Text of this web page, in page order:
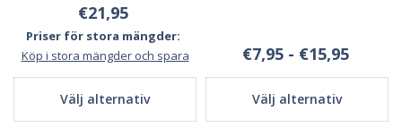
€21,95
Priser för stora mängder:
Köp i stora mängder och spara
Välj alternativ
€7,95 - €15,95
Välj alternativ